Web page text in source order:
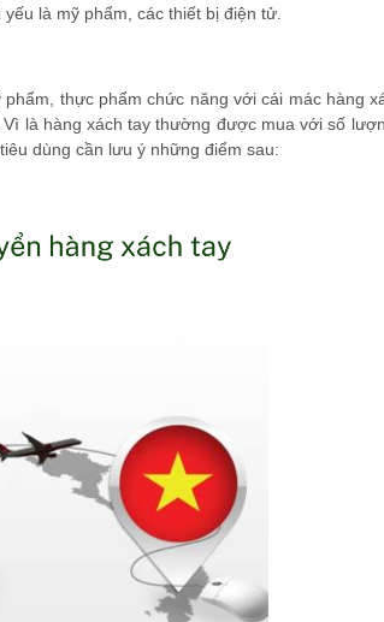
là mỹ phẩm, các thiết bị điện tử.
thực phẩm chức năng với cái mác hàng
là hàng xách tay thường được mua với số
dùng cần lưu ý những điểm sau: